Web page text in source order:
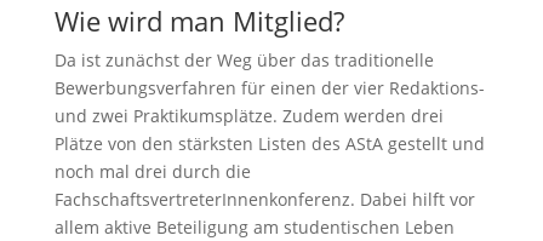
Wie wird man Mitglied?
Da ist zunächst der Weg über das traditionelle
Bewerbungsverfahren für einen der vier Redaktions-
und zwei Praktikumsplätze. Zudem werden drei
Plätze von den stärksten Listen des AStA gestellt und
noch mal drei durch die
FachschaftsvertreterInnenkonferenz. Dabei hilft vor
allem aktive Beteiligung am studentischen Leben